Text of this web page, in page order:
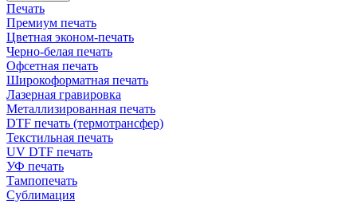
Печать
Премиум печать
Цветная эконом-печать
Черно-белая печать
Офсетная печать
Широкоформатная печать
Лазерная гравировка
Металлизированная печать
DTF печать (термотрансфер)
Текстильная печать
UV DTF печать
УФ печать
Тампопечать
Сублимация